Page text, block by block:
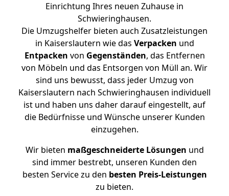
Einrichtung Ihres neuen Zuhause in
Schwieringhausen.
Die Umzugshelfer bieten auch Zusatzleistungen
in Kaiserslautern wie das Verpacken und
Entpacken von Gegenständen, das Entfernen
von Möbeln und das Entsorgen von Müll an. Wir
sind uns bewusst, dass jeder Umzug von
Kaiserslautern nach Schwieringhausen individuell
ist und haben uns daher darauf eingestellt, auf
die Bedürfnisse und Wünsche unserer Kunden
einzugehen.
Wir bieten maßgeschneiderte Lösungen und
sind immer bestrebt, unseren Kunden den
besten Service zu den besten Preis-Leistungen
zu bieten.